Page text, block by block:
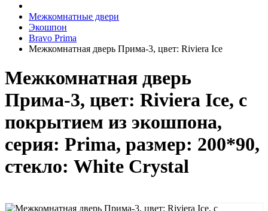
Межкомнатные двери
Экошпон
Bravo Prima
Межкомнатная дверь Прима-3, цвет: Riviera Ice
Межкомнатная дверь
Прима-3, цвет: Riviera Ice, с
покрытием из экошпона,
серия: Prima, размер: 200*90,
стекло: White Сrystal